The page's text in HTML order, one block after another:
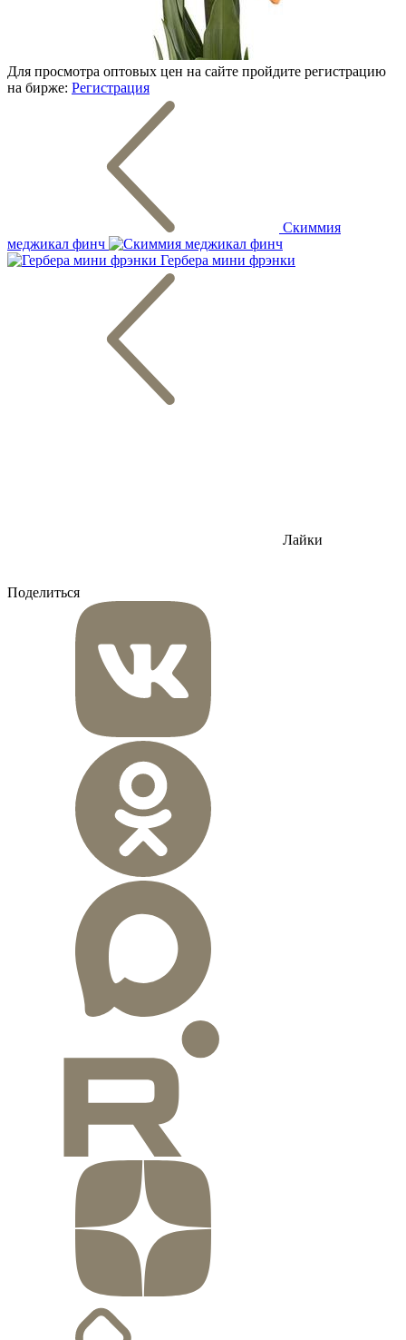
Для просмотра оптовых цен на сайте пройдите регистрацию
на бирже: Регистрация
Скиммия
меджикал финч
Гербера мини фрэнки
Лайки
Поделиться